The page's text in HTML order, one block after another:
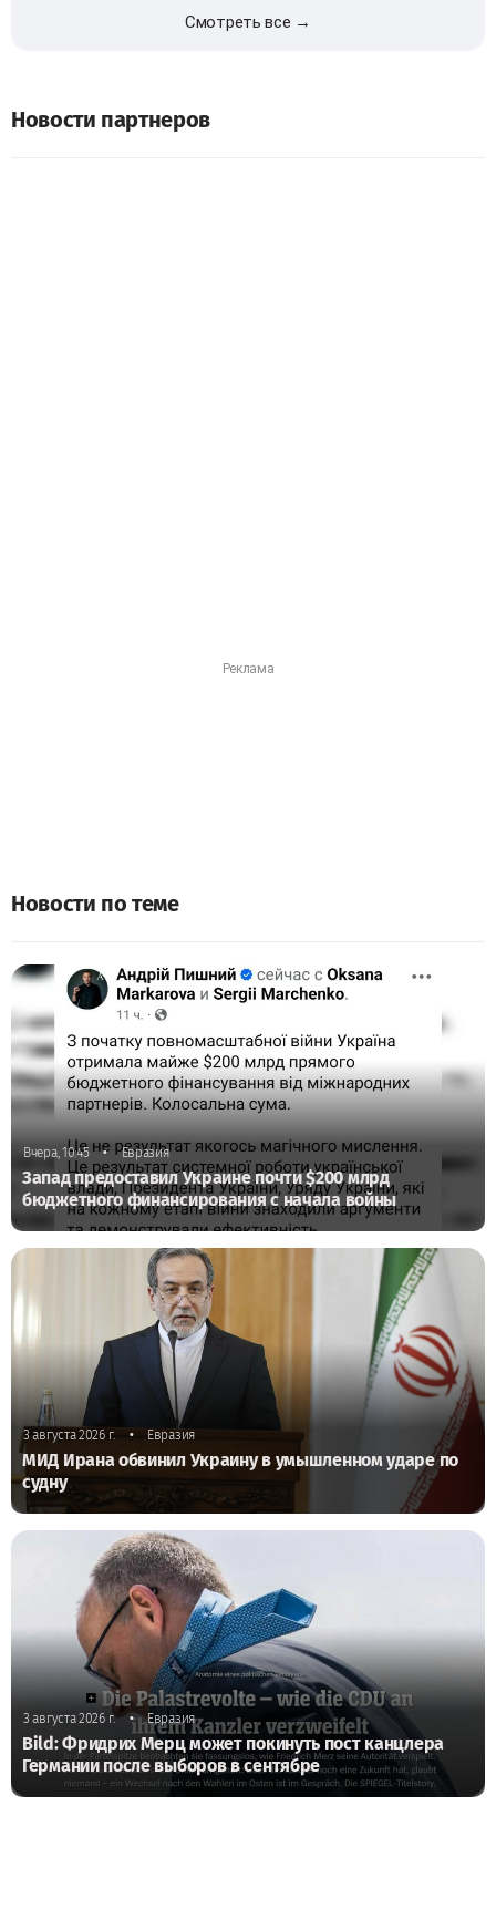
Смотреть все →
Новости партнеров
Новости по теме
Вчера, 10:45 • Евразия
Запад предоставил Украине почти $200 млрд
бюджетного финансирования с начала войны
3 августа 2026 г. • Евразия
МИД Ирана обвинил Украину в умышленном ударе по
судну
3 августа 2026 г. • Евразия
Bild: Фридрих Мерц может покинуть пост канцлера
Германии после выборов в сентябре